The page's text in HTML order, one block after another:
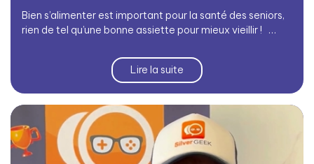
Bien s’alimenter est important pour la santé des seniors,
rien de tel qu’une bonne assiette pour mieux vieillir ! …
Lire la suite